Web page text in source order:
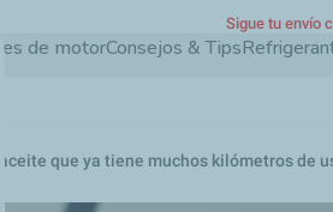
Pasar
de motorConsejos & Tips
Sigue tu envío
que ya tiene muchos kilómetros de